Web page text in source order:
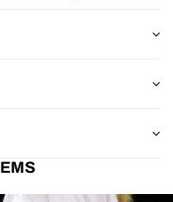
özgün bir kimliğe
ve tabletlerinizi çizilmelere,
kumaş Hafif, formunu
ister seyahatte… BAHELS
her ürünün